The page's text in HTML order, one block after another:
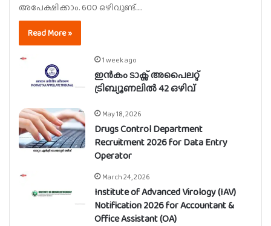
അപേക്ഷിക്കാം. 600 ഒഴിവുണ്ട്.…
Read More »
1 week ago
ഇൻകം ടാക്സ് അപൈലറ്റ്
ട്രിബ്യൂണലിൽ 42 ഒഴിവ്
May 18, 2026
Drugs Control Department
Recruitment 2026 for Data Entry
Operator
March 24, 2026
Institute of Advanced Virology (IAV)
Notification 2026 for Accountant &
Office Assistant (OA)